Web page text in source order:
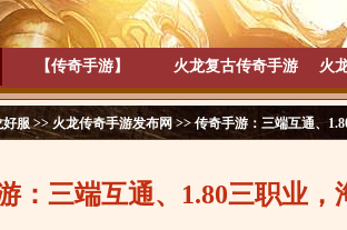
【传奇手游】 火龙复古传奇手游 火
好服>>火龙传奇手游发布网 >> 传奇手游：三端互通、
：三端互通、1.80三职业，